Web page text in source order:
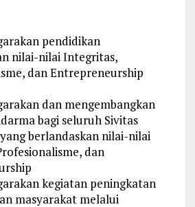
pendidikan
nilai-nilai Integritas,
dan Entrepreneurship
dan mengembangkan
bagi seluruh Sivitas
berlandaskan nilai-nilai
dan
kegiatan peningkatan
masyarakat melalui